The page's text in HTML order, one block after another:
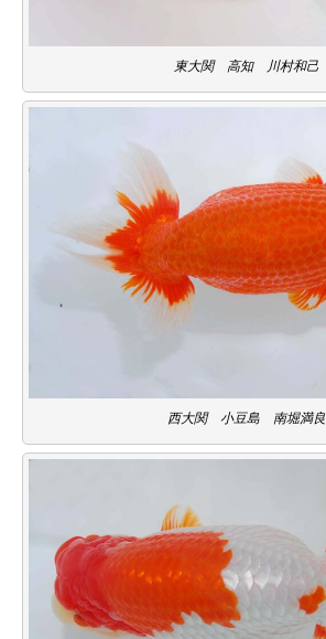
東大関 高知 川村和己
西大関 小豆島 南堀満良